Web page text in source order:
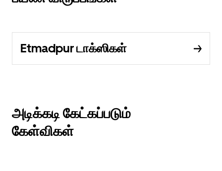
Etmadpur டாக்ஸிகள்
அடிக்கடி கேட்கப்படும்
கேள்விகள்